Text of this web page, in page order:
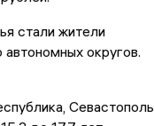
стали жители
округов.
Севастополь